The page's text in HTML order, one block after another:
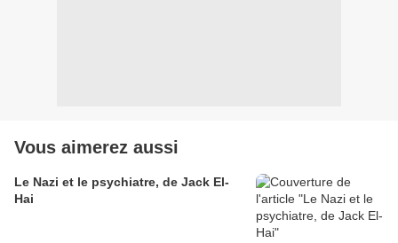
Vous aimerez aussi
Le Nazi et le psychiatre, de Jack El-
Hai